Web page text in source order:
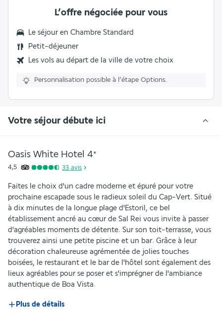
L’offre négociée pour vous
Le séjour en Chambre Standard
Petit-déjeuner
Les vols au départ de la ville de votre choix
Personnalisation possible à l’étape Options.
Votre séjour débute ici
Oasis White Hotel 4*
4,5 33 avis
Faites le choix d'un cadre moderne et épuré pour votre
prochaine escapade sous le radieux soleil du Cap-Vert. Situé
à dix minutes de la longue plage d'Estoril, ce bel
établissement ancré au cœur de Sal Rei vous invite à passer
d'agréables moments de détente. Sur son toit-terrasse, vous
trouverez ainsi une petite piscine et un bar. Grâce à leur
décoration chaleureuse agrémentée de jolies touches
boisées, le restaurant et le bar de l'hôtel sont également des
lieux agréables pour se poser et s'imprégner de l'ambiance
authentique de Boa Vista.
Plus de détails